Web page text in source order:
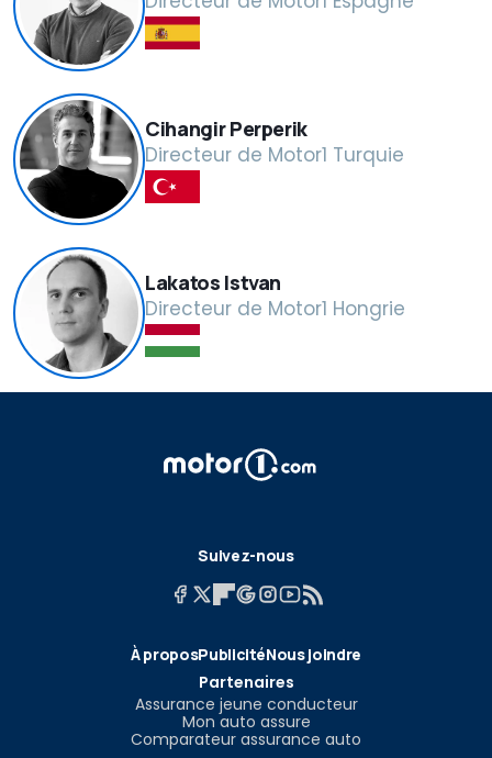
Cihangir Perperik
Directeur de Motor1 Turquie
Lakatos Istvan
Directeur de Motor1 Hongrie
Suivez-nous
À proposPublicitéNous joindre
Partenaires
Assurance jeune conducteur
Mon auto assure
Comparateur assurance auto